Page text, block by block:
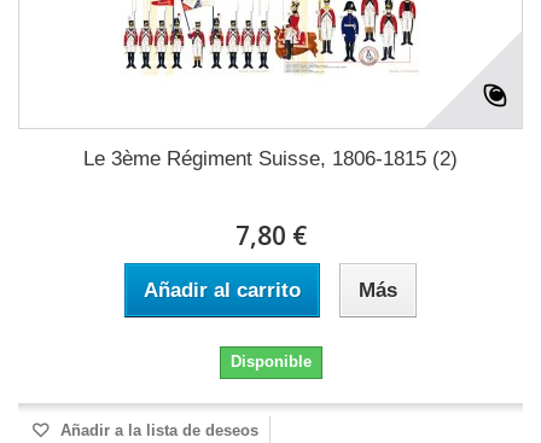
Le 3ème Régiment Suisse, 1806-1815 (2)
7,80 €
Añadir al carrito Más
Disponible
Añadir a la lista de deseos